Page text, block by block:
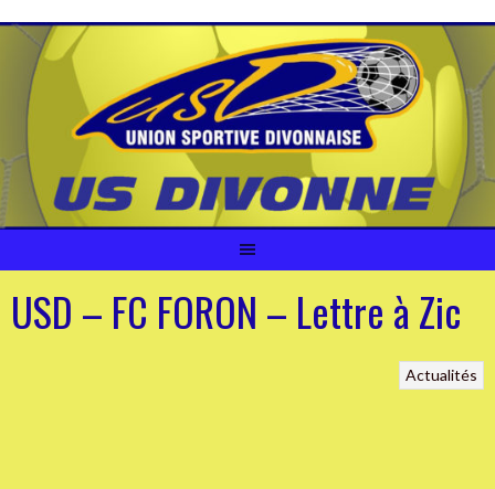
contenu
USD – FC FORON – Lettre à Zic
Actualités